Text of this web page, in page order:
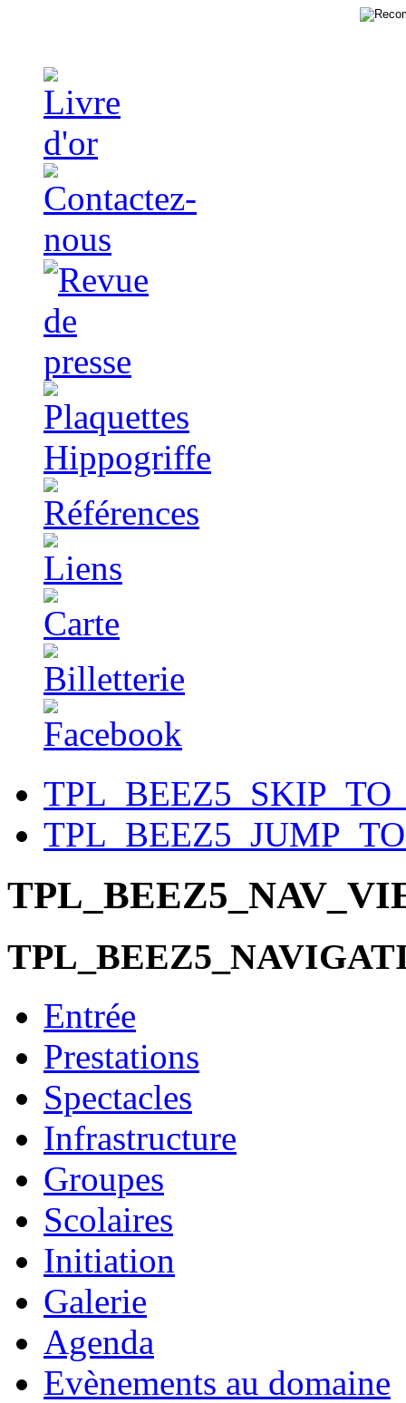
Entrée
Prestations
Spectacles
Infrastructure
Groupes
Scolaires
Initiation
Galerie
Agenda
Evènements au domaine